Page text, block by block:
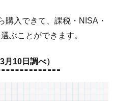
購入できて、課税・NISA・
ぶことができます。
10日調べ）